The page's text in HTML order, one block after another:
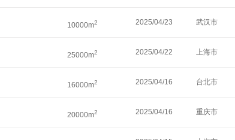
10000m2 2025/04/23 武汉市
25000m2 2025/04/22 上海市
16000m2 2025/04/16 台北市
20000m2 2025/04/16 重庆市